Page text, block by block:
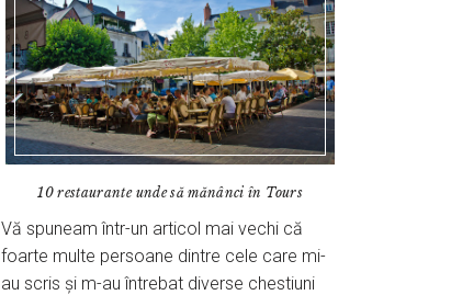
10 restaurante unde să mănânci în Tours
Vă spuneam într-un articol mai vechi că
foarte multe persoane dintre cele care mi-
au scris și m-au întrebat diverse chestiuni